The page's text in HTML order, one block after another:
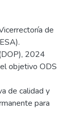
de
2024
objetivo ODS
de calidad y
para